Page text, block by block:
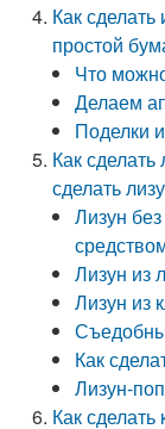
Как
простой
Что
Делаем
Поделки
Как
сделать
Лизун
Лизун из
Лизун из
Как
Лизун-
Как